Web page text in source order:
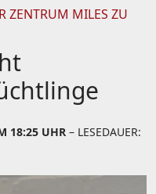
ZENTRUM MILES ZU
18:25 UHR – LESEDAUER: